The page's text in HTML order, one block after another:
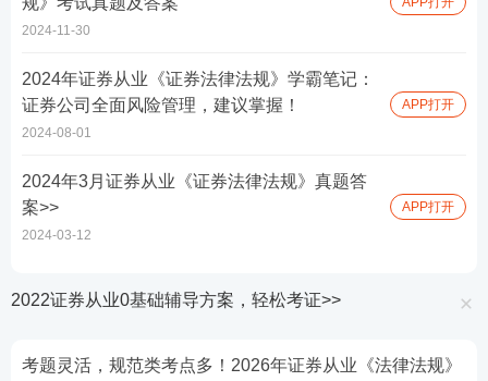
2024-11-30
2024年证券从业《证券法律法规》学霸笔记：
证券公司全面风险管理，建议掌握！
2024-08-01
APP打开
2024年3月证券从业《证券法律法规》真题答
案>>
2024-03-12
APP打开
2022证券从业0基础辅导方案，轻松考证>>
考题灵活，规范类考点多！2026年证券从业《法律法规》